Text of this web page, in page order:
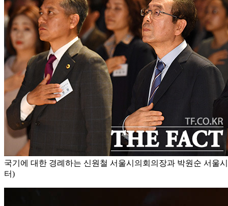
국기에 대한 경례하는 신원철 서울시의회의장과 박원순 서울
터)